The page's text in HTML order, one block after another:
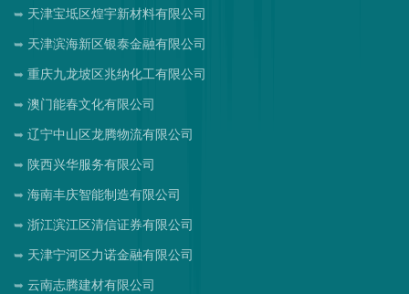
天津宝坻区煌宇新材料有限公司
天津滨海新区银泰金融有限公司
重庆九龙坡区兆纳化工有限公司
澳门能春文化有限公司
辽宁中山区龙腾物流有限公司
陕西兴华服务有限公司
海南丰庆智能制造有限公司
浙江滨江区清信证券有限公司
天津宁河区力诺金融有限公司
云南志腾建材有限公司